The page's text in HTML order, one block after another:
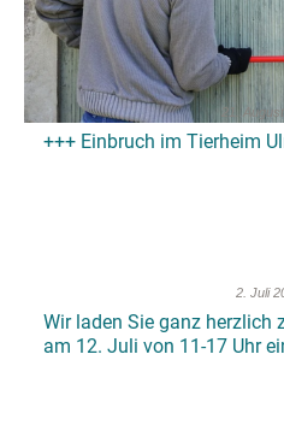
21.
+++ Einbruch im Tierheim
2. Juli
Wir laden Sie ganz herzlich
am 12. Juli von 11-17 Uhr